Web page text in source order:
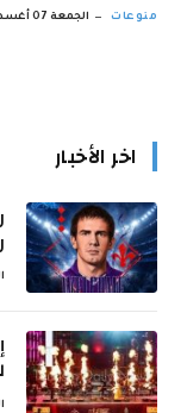
منوعات الجمعة 07 أغسطس 2:34 م
اخر الأخبار